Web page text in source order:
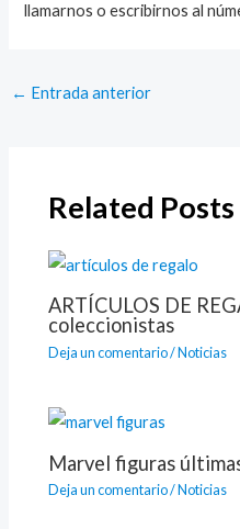
llamarnos o escribirnos al
← Entrada anterior
Related Posts
ARTÍCULOS DE
coleccionistas
Deja un comentario/Noticias
Marvel figuras
Deja un comentario/Noticias